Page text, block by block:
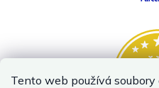
Tento web používá